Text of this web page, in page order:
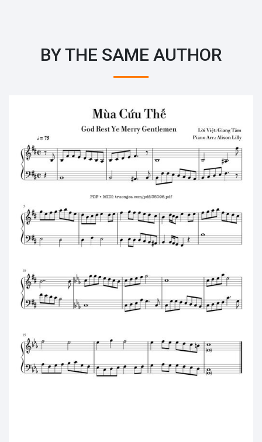
BY THE SAME AUTHOR